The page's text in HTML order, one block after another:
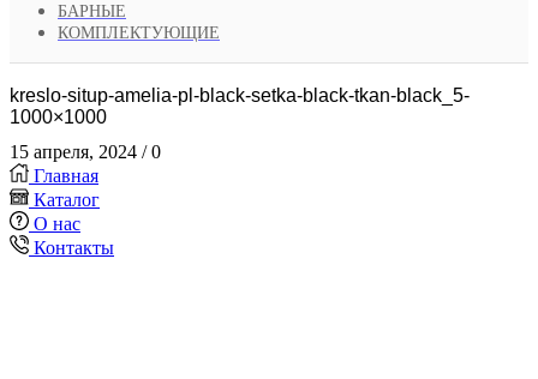
БАРНЫЕ
КОМПЛЕКТУЮЩИЕ
kreslo-situp-amelia-pl-black-setka-black-tkan-black_5-
1000×1000
15 апреля, 2024 / 0
Главная
Каталог
О нас
Контакты